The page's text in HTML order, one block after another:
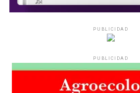
PUBLICIDAD
PUBLICIDAD